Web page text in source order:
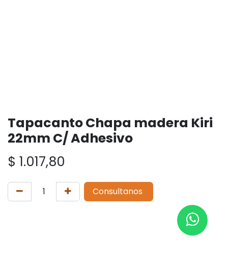
Tapacanto Chapa madera Kiri
22mm C/ Adhesivo
$ 1.017,80
Consultanos